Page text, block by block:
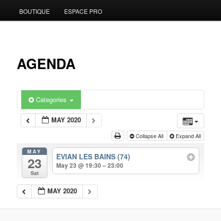
to
BOUTIQUE ESPACE PRO
AGENDA
Categories
MAY 2020
Collapse All Expand All
MAY
23
Sat
EVIAN LES BAINS (74)
May 23 @ 19:30 – 23:00
MAY 2020